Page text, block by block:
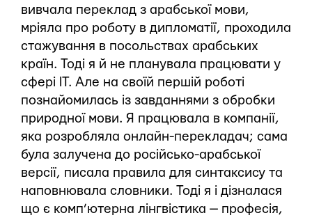
вивчала переклад з арабської мови,
мріяла про роботу в дипломатії, проходила
стажування в посольствах арабських
країн. Тоді я й не планувала працювати у
сфері ІТ. Але на своїй першій роботі
познайомилась із завданнями з обробки
природної мови. Я працювала в компанії,
яка розробляла онлайн-перекладач; сама
була залучена до російсько-арабської
версії, писала правила для синтаксису та
наповнювала словники. Тоді я і дізналася
що є комп’ютерна лінгвістика — професія,